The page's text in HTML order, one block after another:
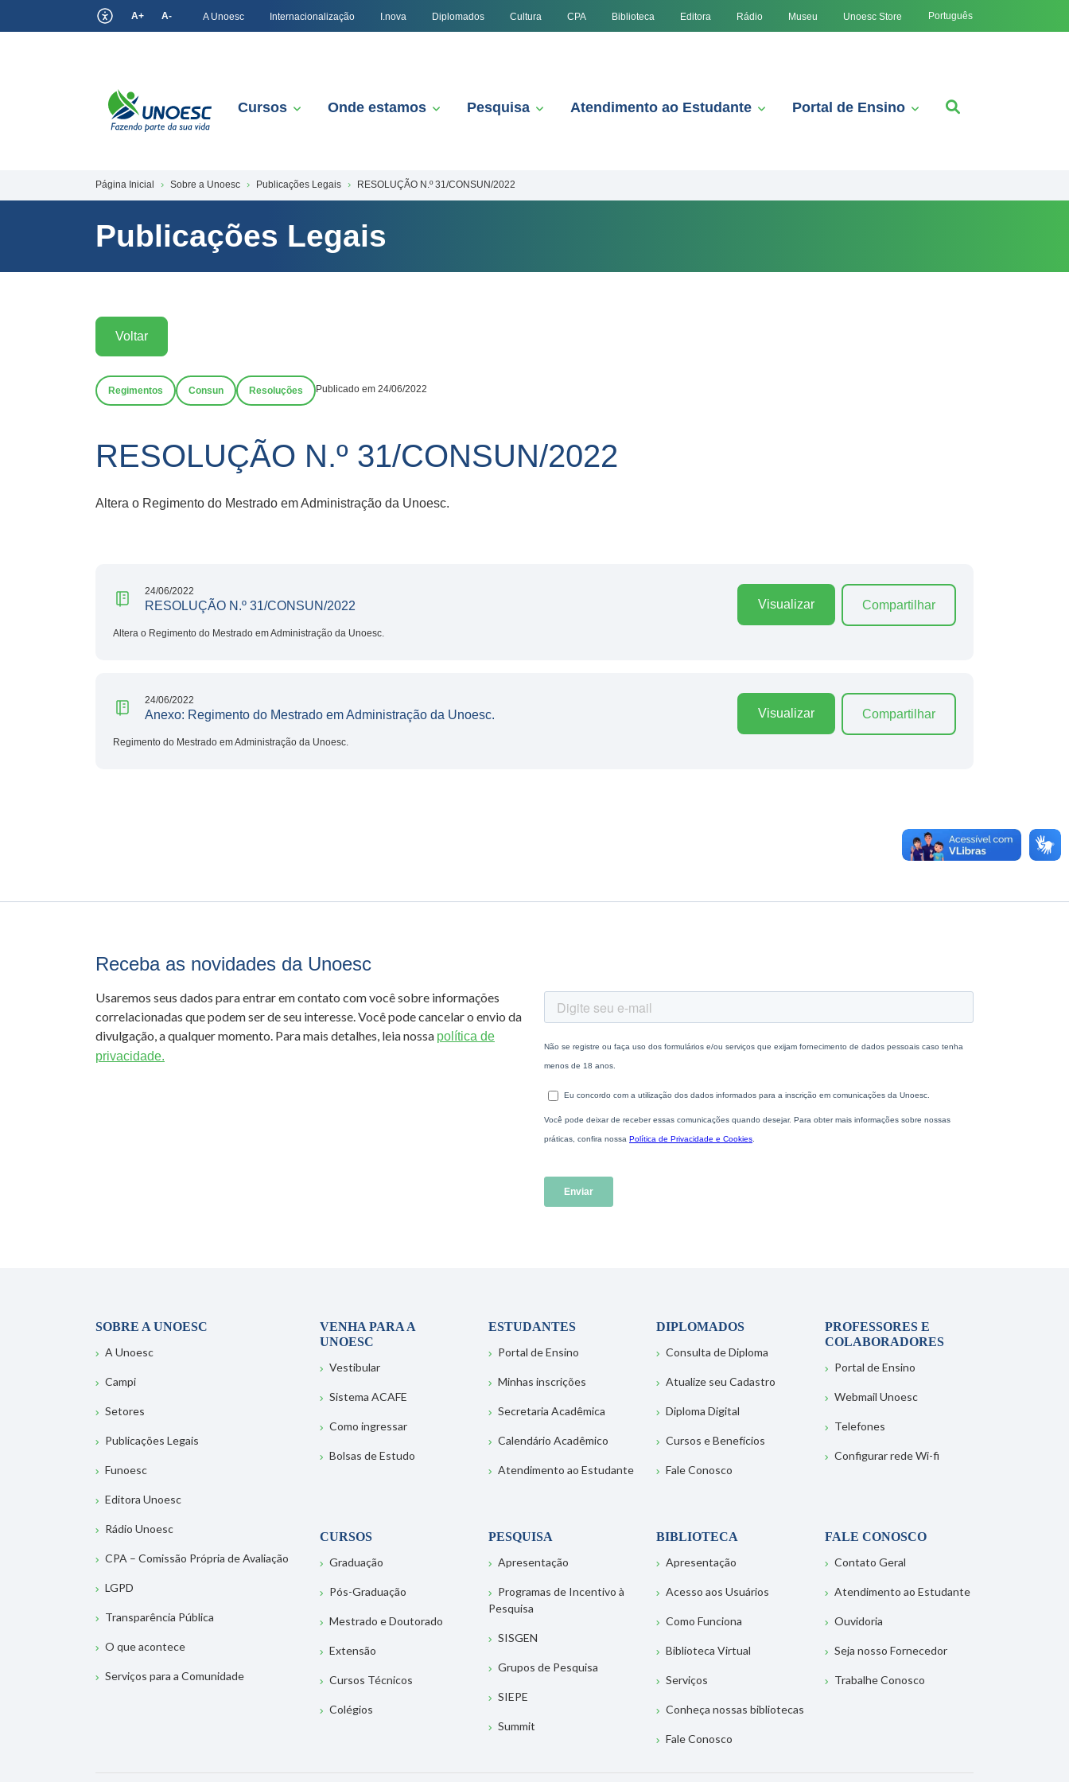
A+ A- A Unoesc Internacionalização I.nova Diplomados Cultura CPA Biblioteca Editora Rádio Museu Unoesc Store Português
Cursos Onde estamos Pesquisa Atendimento ao Estudante Portal de Ensino
Página Inicial Sobre a Unoesc Publicações Legais RESOLUÇÃO N.º 31/CONSUN/2022
Publicações Legais
Voltar
Regimentos Consun Resoluções Publicado em 24/06/2022
RESOLUÇÃO N.º 31/CONSUN/2022
Altera o Regimento do Mestrado em Administração da Unoesc.
24/06/2022
RESOLUÇÃO N.º 31/CONSUN/2022
Altera o Regimento do Mestrado em Administração da Unoesc.
Visualizar Compartilhar
24/06/2022
Anexo: Regimento do Mestrado em Administração da Unoesc.
Regimento do Mestrado em Administração da Unoesc.
Visualizar Compartilhar
Receba as novidades da Unoesc
Usaremos seus dados para entrar em contato com você sobre informações
correlacionadas que podem ser de seu interesse. Você pode cancelar o envio da
divulgação, a qualquer momento. Para mais detalhes, leia nossa política de
privacidade.
SOBRE A UNOESC
A Unoesc
Campi
Setores
Publicações Legais
Funoesc
Editora Unoesc
Rádio Unoesc
CPA – Comissão Própria de Avaliação
LGPD
Transparência Pública
O que acontece
Serviços para a Comunidade
VENHA PARA A
UNOESC
Vestibular
Sistema ACAFE
Como ingressar
Bolsas de Estudo
ESTUDANTES
Portal de Ensino
Minhas inscrições
Secretaria Acadêmica
Calendário Acadêmico
Atendimento ao Estudante
DIPLOMADOS
Consulta de Diploma
Atualize seu Cadastro
Diploma Digital
Cursos e Benefícios
Fale Conosco
PROFESSORES E
COLABORADORES
Portal de Ensino
Webmail Unoesc
Telefones
Configurar rede Wi-fi
CURSOS
Graduação
Pós-Graduação
Mestrado e Doutorado
Extensão
Cursos Técnicos
Colégios
PESQUISA
Apresentação
Programas de Incentivo à
Pesquisa
SISGEN
Grupos de Pesquisa
SIEPE
Summit
BIBLIOTECA
Apresentação
Acesso aos Usuários
Como Funciona
Biblioteca Virtual
Serviços
Conheça nossas bibliotecas
Fale Conosco
FALE CONOSCO
Contato Geral
Atendimento ao Estudante
Ouvidoria
Seja nosso Fornecedor
Trabalhe Conosco